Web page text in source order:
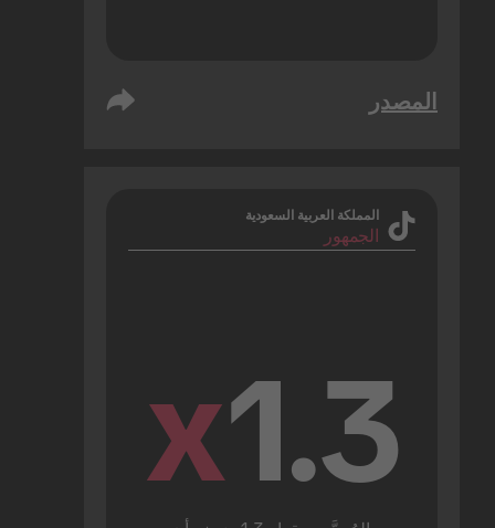
المصدر
المملكة العربية السعودية
الجمهور
1.3
x